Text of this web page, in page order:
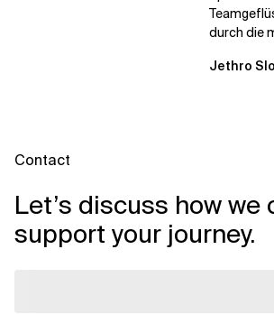
durch die
vorbereitet
Jethro
Contact
Let’s discuss how we
support your journey.